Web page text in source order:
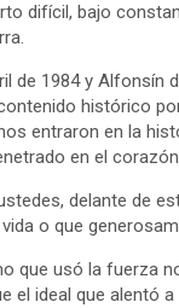
difícil, bajo
de 1984 y Alfonsín
histórico
entraron en la
en el
delante de
o que
que usó la fuerza
el ideal que alentó